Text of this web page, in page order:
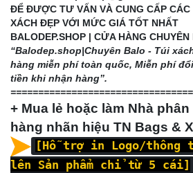
ĐỂ ĐƯỢC TƯ VẤN VÀ CUNG CẤP
XÁCH ĐẸP VỚI MỨC GIÁ TỐT NHẤT
BALODEP.SHOP | CỬA HÀNG
“Balodep.shop|Chuyên Balo - Túi
hàng miễn phí toàn quốc, Miễn phí
tiền khi nhận hàng”.
+ Mua lẻ hoặc làm Nhà
hàng nhãn hiệu TN Bags &
[Hỗ trợ in Logo/thông
lên Sản phẩm chỉ từ 5 cái]